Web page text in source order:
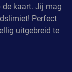
de kaart. Jij mag
Perfect
uitgebreid te